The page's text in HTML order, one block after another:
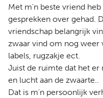
Met m'n beste vriend
gesprekken over gehad.
vriendschap belangrijk
zwaar vind om nog
labels, rugzakje ect.
Juist de ruimte dat het
en lucht aan de zwaarte..
Dat is m'n persoonlijk